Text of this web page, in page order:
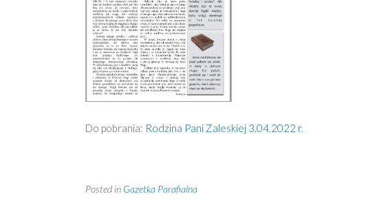
Do pobrania: Rodzina Pani Zaleskiej 3.04.2022 r.
Posted in Gazetka Parafialna